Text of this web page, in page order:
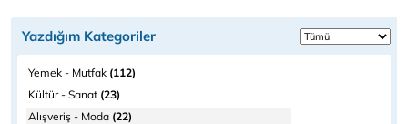
Yazdığım Kategoriler
Yemek - Mutfak (112)
Kültür - Sanat (23)
Alışveriş - Moda (22)